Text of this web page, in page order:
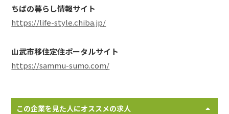
ちばの暮らし情報サイト
https://life-style.chiba.jp/
山武市移住定住ポータルサイト
https://sammu-sumo.com/
この企業を見た人にオススメの求人